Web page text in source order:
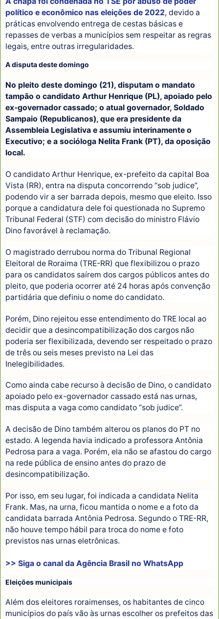
político e econômico nas eleições de 2022, devido a
práticas envolvendo entrega de cestas básicas e
repasses de verbas a municípios sem respeitar as regras
legais, entre outras irregularidades.
A disputa deste domingo
No pleito deste domingo (21), disputam o mandato
tampão o candidato Arthur Henrique (PL), apoiado pelo
ex-governador cassado; o atual governador, Soldado
Sampaio (Republicanos), que era presidente da
Assembleia Legislativa e assumiu interinamente o
Executivo; e a socióloga Nelita Frank (PT), da oposição
local.
O candidato Arthur Henrique, ex-prefeito da capital Boa
Vista (RR), entra na disputa concorrendo “sob judice”,
podendo vir a ser barrada depois, mesmo que eleito. Isso
porque a candidatura dele foi questionada no Supremo
Tribunal Federal (STF) com decisão do ministro Flávio
Dino favorável à reclamação.
O magistrado derrubou norma do Tribunal Regional
Eleitoral de Roraima (TRE-RR) que flexibilizou o prazo
para os candidatos saírem dos cargos públicos antes do
pleito, que poderia ocorrer até 24 horas após convenção
partidária que definiu o nome do candidato.
Porém, Dino rejeitou esse entendimento do TRE local ao
decidir que a desincompatibilização dos cargos não
poderia ser flexibilizada, devendo ser respeitado o prazo
de três ou seis meses previsto na Lei das
Inelegibilidades.
Como ainda cabe recurso à decisão de Dino, o candidato
apoiado pelo ex-governador cassado está nas urnas,
mas disputa a vaga como candidato “sob judice”.
A decisão de Dino também alterou os planos do PT no
estado. A legenda havia indicado a professora Antônia
Pedrosa para a vaga. Porém, ela não se afastou do cargo
na rede pública de ensino antes do prazo de
desincompatibilização.
Por isso, em seu lugar, foi indicada a candidata Nelita
Frank. Mas, na urna, ficou mantida o nome e a foto da
candidata barrada Antônia Pedrosa. Segundo o TRE-RR,
não houve tempo hábil para troca do nome e foto
previstos nas urnas eletrônicas.
>> Siga o canal da Agência Brasil no WhatsApp
Eleições municipais
Além dos eleitores roraimenses, os habitantes de cinco
municípios do país vão às urnas escolher os prefeitos das